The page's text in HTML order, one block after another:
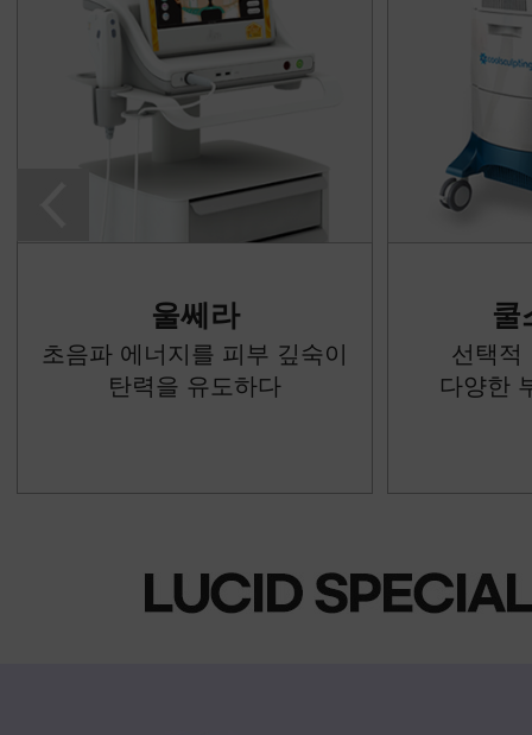
울쎄라
음파 에너지를 피부 깊숙이
탄력을 유도하다
쿨스
선택적 냉
다양한 부위